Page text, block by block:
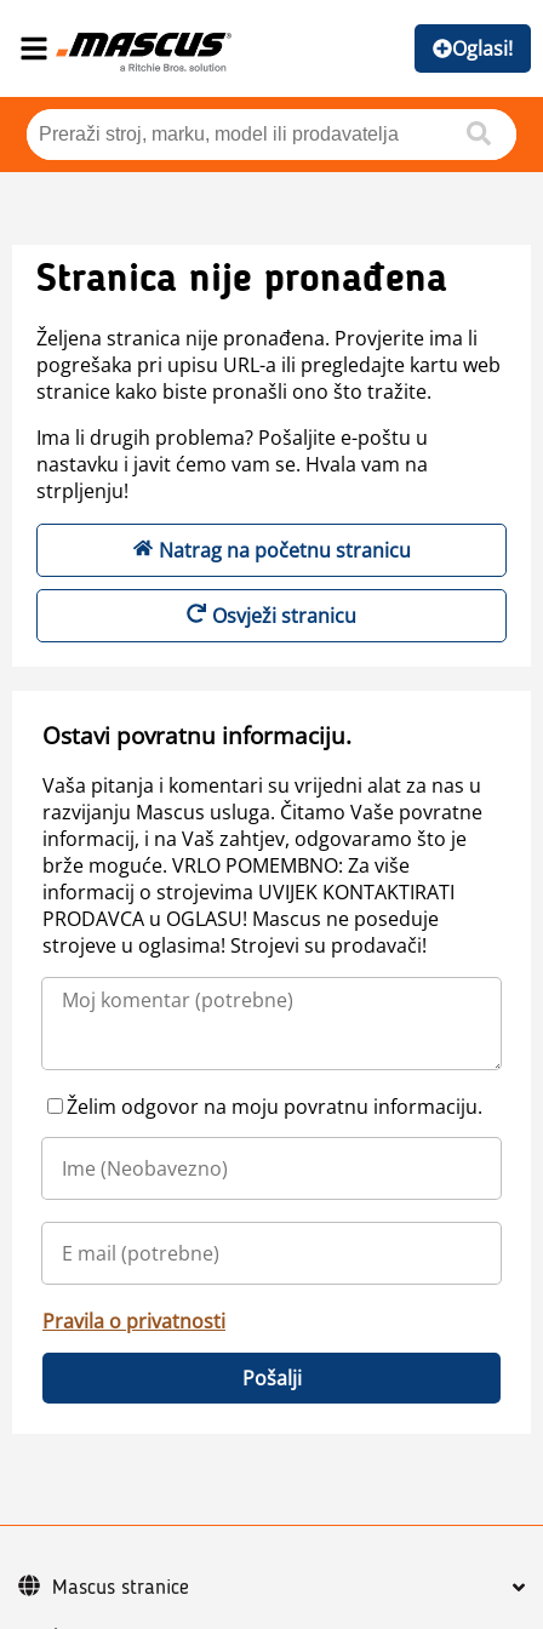
Oglasi!
Stranica nije pronađena
Željena stranica nije pronađena. Provjerite ima li
pogrešaka pri upisu URL-a ili pregledajte kartu web
stranice kako biste pronašli ono što tražite.
Ima li drugih problema? Pošaljite e-poštu u
nastavku i javit ćemo vam se. Hvala vam na
strpljenju!
Natrag na početnu stranicu
Osvježi stranicu
Ostavi povratnu informaciju.
Vaša pitanja i komentari su vrijedni alat za nas u
razvijanju Mascus usluga. Čitamo Vaše povratne
informacij, i na Vaš zahtjev, odgovaramo što je
brže moguće. VRLO POMEMBNO: Za više
informacij o strojevima UVIJEK KONTAKTIRATI
PRODAVCA u OGLASU! Mascus ne poseduje
strojeve u oglasima! Strojevi su prodavači!
Želim odgovor na moju povratnu informaciju.
Pravila o privatnosti
Pošalji
Mascus stranice